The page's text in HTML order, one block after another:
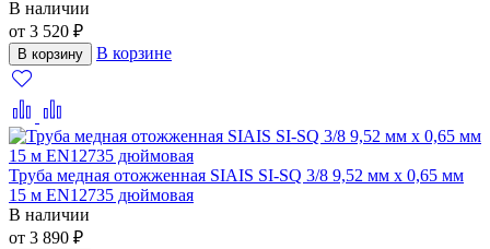
В наличии
от 3 520 ₽
В корзину В корзине
Труба медная отожженная SIAIS SI-SQ 3/8 9,52 мм x 0,65 мм
15 м EN12735 дюймовая
В наличии
от 3 890 ₽